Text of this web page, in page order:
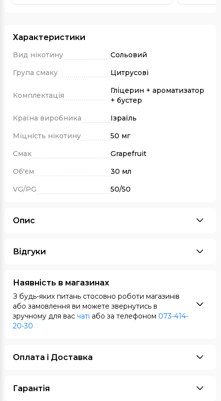
Характеристики
Вид нікотину
Сольовий
Група смаку
Цитрусові
Комплектація
Гліцерин + ароматизатор
+ бустер
Країна виробника
Ізраїль
Міцність нікотину
50 мг
Смак
Grapefruit
Об'єм
30 мл
VG/PG
50/50
Опис
Відгуки
Наявність в магазинах
З будь-яких питань стосовно роботи магазинів
або замовлення ви можете звернутись в
зручному для вас чаті або за телефоном 073-414-
20-30
Оплата i Доставка
Гарантія